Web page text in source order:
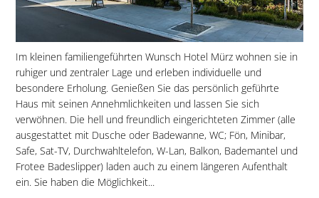
Im kleinen familiengeführten Wunsch Hotel Mürz wohnen sie in
ruhiger und zentraler Lage und erleben individuelle und
besondere Erholung. Genießen Sie das persönlich geführte
Haus mit seinen Annehmlichkeiten und lassen Sie sich
verwöhnen. Die hell und freundlich eingerichteten Zimmer (alle
ausgestattet mit Dusche oder Badewanne, WC; Fön, Minibar,
Safe, Sat-TV, Durchwahltelefon, W-Lan, Balkon, Bademantel und
Frotee Badeslipper) laden auch zu einem längeren Aufenthalt
ein. Sie haben die Möglichkeit...